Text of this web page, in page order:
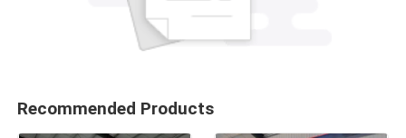
Recommended Products